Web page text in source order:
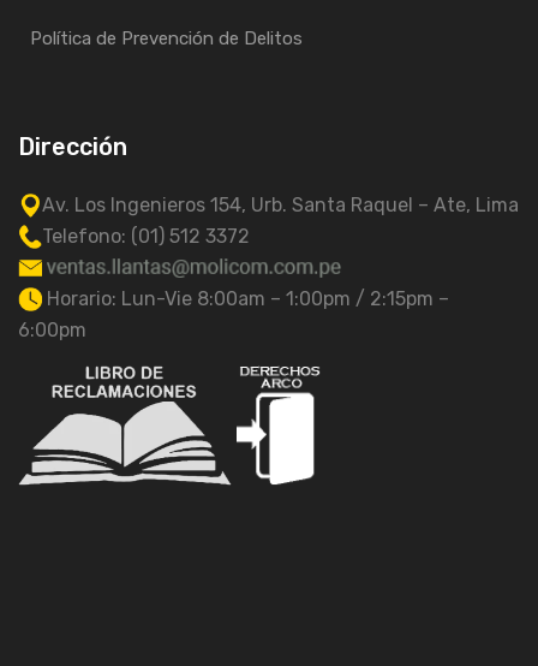
Política de Prevención de Delitos
Dirección
Av. Los Ingenieros 154, Urb. Santa Raquel – Ate, Lima
Telefono: (01) 512 3372
Horario: Lun-Vie 8:00am – 1:00pm / 2:15pm –
6:00pm